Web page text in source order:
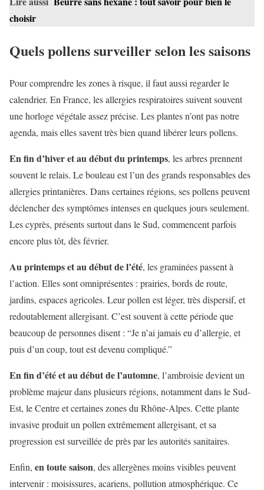
choisir
Quels pollens surveiller selon les saisons
Pour comprendre les zones à risque, il faut aussi regarder le
calendrier. En France, les allergies respiratoires suivent souvent
une horloge végétale assez précise. Les plantes n’ont pas notre
agenda, mais elles savent très bien quand libérer leurs pollens.
En fin d’hiver et au début du printemps, les arbres prennent
souvent le relais. Le bouleau est l’un des grands responsables des
allergies printanières. Dans certaines régions, ses pollens peuvent
déclencher des symptômes intenses en quelques jours seulement.
Les cyprès, présents surtout dans le Sud, commencent parfois
encore plus tôt, dès février.
Au printemps et au début de l’été, les graminées passent à
l’action. Elles sont omniprésentes : prairies, bords de route,
jardins, espaces agricoles. Leur pollen est léger, très dispersif, et
redoutablement allergisant. C’est souvent à cette période que
beaucoup de personnes disent : “Je n’ai jamais eu d’allergie, et
puis d’un coup, tout est devenu compliqué.”
En fin d’été et au début de l’automne, l’ambroisie devient un
problème majeur dans plusieurs régions, notamment dans le Sud-
Est, le Centre et certaines zones du Rhône-Alpes. Cette plante
invasive produit un pollen extrêmement allergisant, et sa
progression est surveillée de près par les autorités sanitaires.
Enfin, en toute saison, des allergènes moins visibles peuvent
intervenir : moisissures, acariens, pollution atmosphérique. Ce